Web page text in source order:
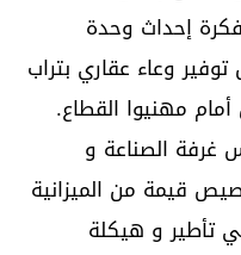
فكرة إحداث وحدة
وعاء عقاري بتراب
مهنيوا القطاع.
غرفة الصناعة و
قيمة من الميزانية
تأطير و هيكلة